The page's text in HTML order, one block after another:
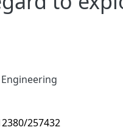
Engineering
257432